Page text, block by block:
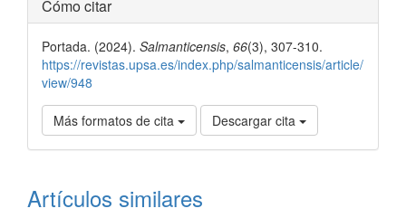
del
artículo
Cómo citar
Portada. (2024). Salmanticensis, 66(3), 307-310.
https://revistas.upsa.es/index.php/salmanticensis/article/
view/948
Más formatos de cita Descargar cita
Artículos similares